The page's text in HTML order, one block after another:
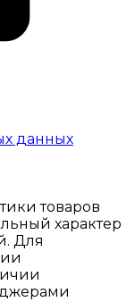
данных
товаров
характер
Для